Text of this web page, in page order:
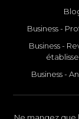
Business -
Business -
Business -